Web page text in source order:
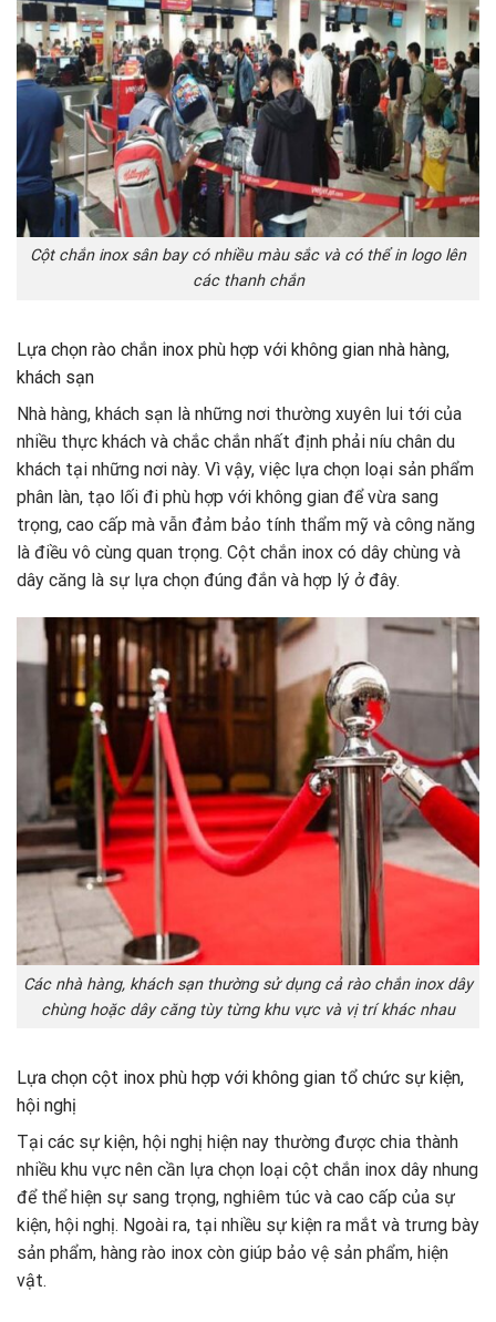
Cột chắn inox sân bay có nhiều màu sắc và có thể in logo lên
các thanh chắn
Lựa chọn rào chắn inox phù hợp với không gian nhà hàng,
khách sạn
Nhà hàng, khách sạn là những nơi thường xuyên lui tới của
nhiều thực khách và chắc chắn nhất định phải níu chân du
khách tại những nơi này. Vì vậy, việc lựa chọn loại sản phẩm
phân làn, tạo lối đi phù hợp với không gian để vừa sang
trọng, cao cấp mà vẫn đảm bảo tính thẩm mỹ và công năng
là điều vô cùng quan trọng. Cột chắn inox có dây chùng và
dây căng là sự lựa chọn đúng đắn và hợp lý ở đây.
Các nhà hàng, khách sạn thường sử dụng cả rào chắn inox dây
chùng hoặc dây căng tùy từng khu vực và vị trí khác nhau
Lựa chọn cột inox phù hợp với không gian tổ chức sự kiện,
hội nghị
Tại các sự kiện, hội nghị hiện nay thường được chia thành
nhiều khu vực nên cần lựa chọn loại cột chắn inox dây nhung
để thể hiện sự sang trọng, nghiêm túc và cao cấp của sự
kiện, hội nghị. Ngoài ra, tại nhiều sự kiện ra mắt và trưng bày
sản phẩm, hàng rào inox còn giúp bảo vệ sản phẩm, hiện
vật.